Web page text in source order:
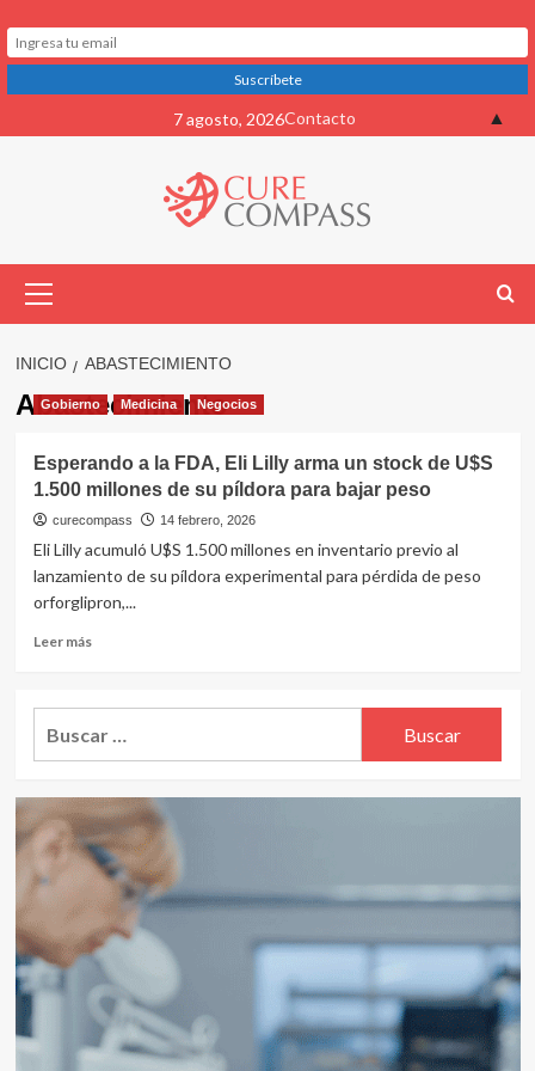
al
7 agosto, 2026Contacto
primario
INICIO ABASTECIMIENTO
Abastecimiento
Gobierno Medicina Negocios
Esperando a la FDA, Eli Lilly arma un stock de U$S
1.500 millones de su píldora para bajar peso
curecompass 14 febrero, 2026
Eli Lilly acumuló U$S 1.500 millones en inventario previo al
lanzamiento de su píldora experimental para pérdida de peso
orforglipron,...
Leer másLeer
Esperando
a
Eli
Lilly
arma
un
stock
de
U$S
1.500
millones
de
su
píldora
▲